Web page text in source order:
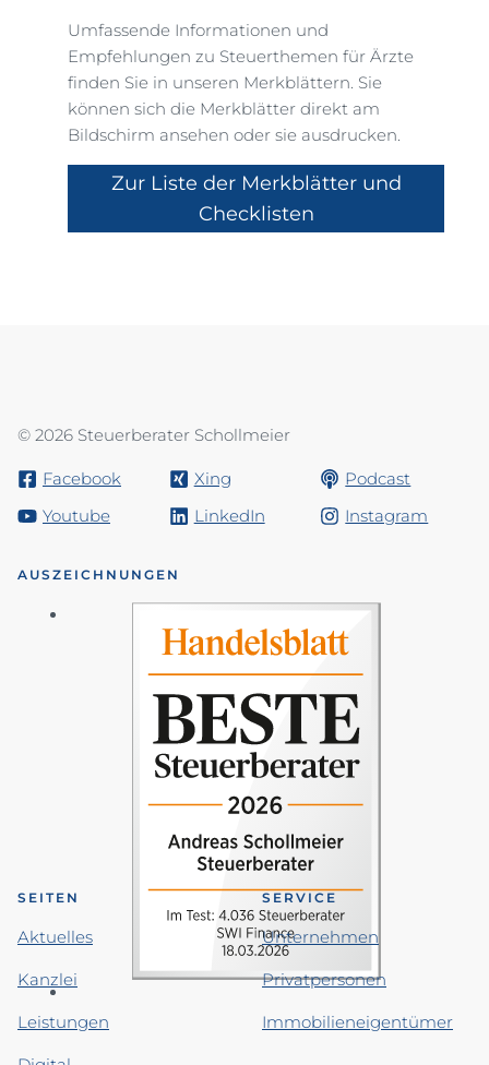
Umfassende Informationen und
Empfehlungen zu Steuerthemen für Ärzte
finden Sie in unseren Merkblättern. Sie
können sich die Merkblätter direkt am
Bildschirm ansehen oder sie ausdrucken.
Zur Liste der Merkblätter und
Checklisten
© 2026 Steuerberater Schollmeier
Facebook Xing
Podcast
Youtube
LinkedIn Instagram
AUSZEICHNUNGEN
SEITEN
Aktuelles
Kanzlei
Leistungen
SERVICE
Unternehmen
Privatpersonen
Immobilieneigentümer